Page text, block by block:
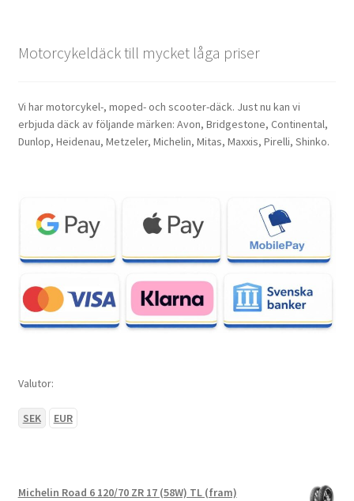
Motorcykeldäck till mycket låga priser
Vi har motorcykel-, moped- och scooter-däck. Just nu kan vi
erbjuda däck av följande märken: Avon, Bridgestone, Continental,
Dunlop, Heidenau, Metzeler, Michelin, Mitas, Maxxis, Pirelli, Shinko.
Valutor:
SEK EUR
Michelin Road 6 120/70 ZR 17 (58W) TL (fram)